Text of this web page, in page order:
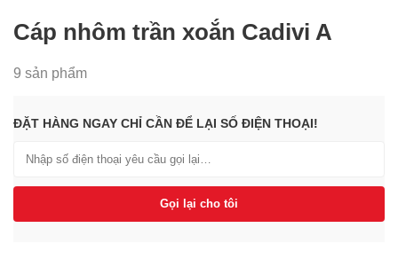
Cáp nhôm trần xoắn Cadivi A
9 sản phẩm
ĐẶT HÀNG NGAY CHỈ CẦN ĐỂ LẠI SỐ ĐIỆN THOẠI!
Gọi lại cho tôi